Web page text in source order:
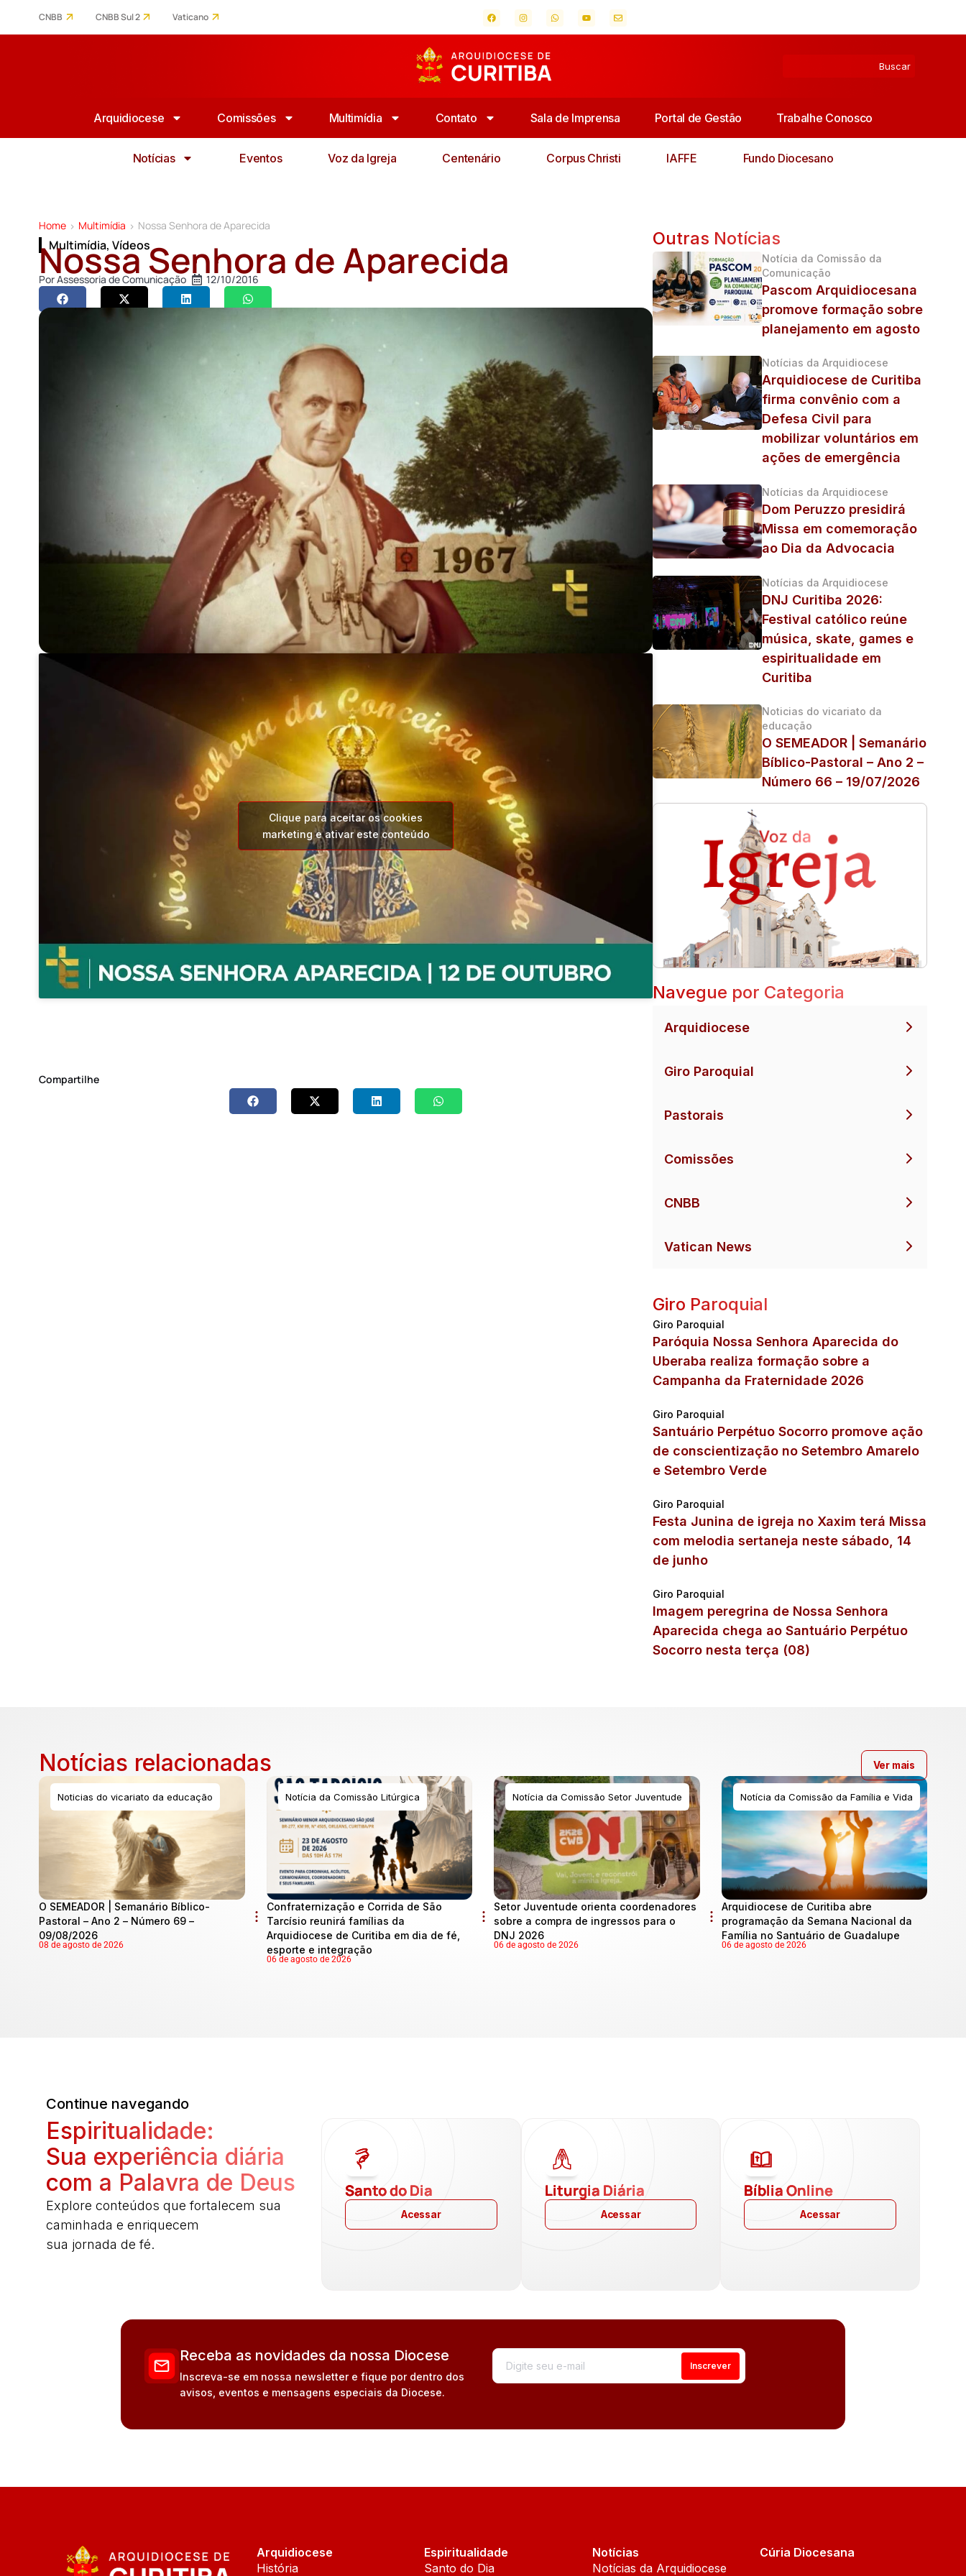
CNBB CNBB Sul 2 Vaticano
Arquidiocese Comissões Multimídia Contato Sala de Imprensa Portal de Gestão Trabalhe Conosco
Notícias Eventos Voz da Igreja Centenário Corpus Christi IAFFE Fundo Diocesano
Home > Multimídia > Nossa Senhora de Aparecida
Multimídia, Vídeos
Nossa Senhora de Aparecida
PorAssessoria de Comunicação 12/10/2016
Clique para aceitar os cookies
marketing e ativar este conteúdo
Compartilhe
Outras Notícias
Notícia da Comissão da
Comunicação
Pascom Arquidiocesana
promove formação sobre
planejamento em agosto
Notícias da Arquidiocese
Arquidiocese de Curitiba
firma convênio com a
Defesa Civil para
mobilizar voluntários em
ações de emergência
Notícias da Arquidiocese
Dom Peruzzo presidirá
Missa em comemoração
ao Dia da Advocacia
Notícias da Arquidiocese
DNJ Curitiba 2026:
Festival católico reúne
música, skate, games e
espiritualidade em
Curitiba
Noticias do vicariato da
educação
O SEMEADOR | Semanário
Bíblico-Pastoral – Ano 2 –
Número 66 – 19/07/2026
Navegue por Categoria
Arquidiocese
Giro Paroquial
Pastorais
Comissões
CNBB
Vatican News
Giro Paroquial
Giro Paroquial
Paróquia Nossa Senhora Aparecida do
Uberaba realiza formação sobre a
Campanha da Fraternidade 2026
Giro Paroquial
Santuário Perpétuo Socorro promove ação
de conscientização no Setembro Amarelo
e Setembro Verde
Giro Paroquial
Festa Junina de igreja no Xaxim terá Missa
com melodia sertaneja neste sábado, 14
de junho
Giro Paroquial
Imagem peregrina de Nossa Senhora
Aparecida chega ao Santuário Perpétuo
Socorro nesta terça (08)
Notícias relacionadas
Noticias do vicariato da educação
O SEMEADOR | Semanário Bíblico-
Pastoral – Ano 2 – Número 69 –
09/08/2026
08 de agosto de 2026
Notícia da Comissão Litúrgica
Confraternização e Corrida de São
Tarcísio reunirá famílias da
Arquidiocese de Curitiba em dia de fé,
esporte e integração
06 de agosto de 2026
Notícia da Comissão Setor Juventude
Setor Juventude orienta coordenadores
sobre a compra de ingressos para o
DNJ 2026
06 de agosto de 2026
Notícia da Comissão da Família e Vida
Arquidiocese de Curitiba abre
programação da Semana Nacional da
Família no Santuário de Guadalupe
06 de agosto de 2026
Ver mais
Continue navegando
Espiritualidade:
Sua experiência diária
com a Palavra de Deus
Explore conteúdos que fortalecem sua
caminhada e enriquecem
sua jornada de fé.
Santo do Dia
Acessar
Liturgia Diária
Acessar
Bíblia Online
Acessar
Receba as novidades da nossa Diocese
Inscreva-se em nossa newsletter e fique por dentro dos
avisos, eventos e mensagens especiais da Diocese.
Arquidiocese
História
Espiritualidade
Santo do Dia
Notícias
Notícias da Arquidiocese
Cúria Diocesana